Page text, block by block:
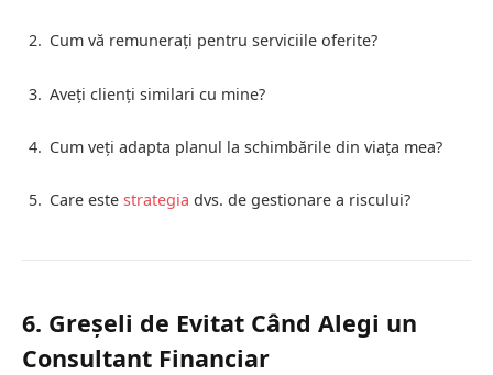
Cum vă remunerați pentru serviciile oferite?
Aveți clienți similari cu mine?
Cum veți adapta planul la schimbările din viața mea?
Care este strategia dvs. de gestionare a riscului?
6. Greșeli de Evitat Când Alegi un
Consultant Financiar